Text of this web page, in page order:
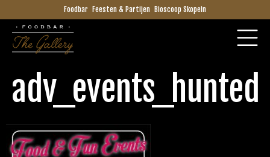
Foodbar Feesten & Partijen Bioscoop Skopein
adv_events_hunted